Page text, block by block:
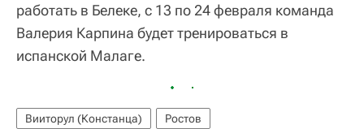
работать в Белеке, с 13 по 24 февраля команда
Валерия Карпина будет тренироваться в
испанской Малаге.
Вииторул (Констанца) Ростов